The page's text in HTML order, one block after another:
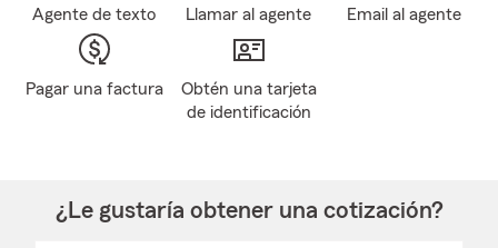
Agente de texto Llamar al agente Email al agente
Pagar una factura
Obtén una tarjeta
de identificación
¿Le gustaría obtener una cotización?